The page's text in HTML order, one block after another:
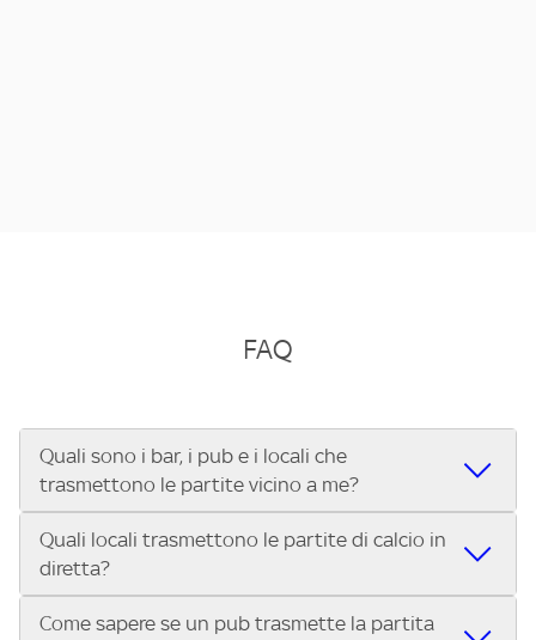
FAQ
Quali sono i bar, i pub e i locali che
trasmettono le partite vicino a me?
Se cerchi un bar, pub, ristorante o locale vicino a te per
vedere le partite di Serie A ENILIVE, la Serie C Sky Wifi, la
UEFA Champions League, la UEFA Europa League, la UEFA
Conference League, il Tennis, la Formula 1®, la MotoGP™ e
Quali locali trasmettono le partite di calcio in
diretta?
Vuoi sapere quali bar, pub o ristoranti mostrano le partite
Come sapere se un pub trasmette la partita